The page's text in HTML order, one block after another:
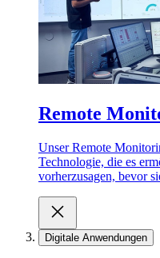
Remote
Unser Remote
Technologie, die es
vorherzusagen, bevor
Digitale Anwendungen